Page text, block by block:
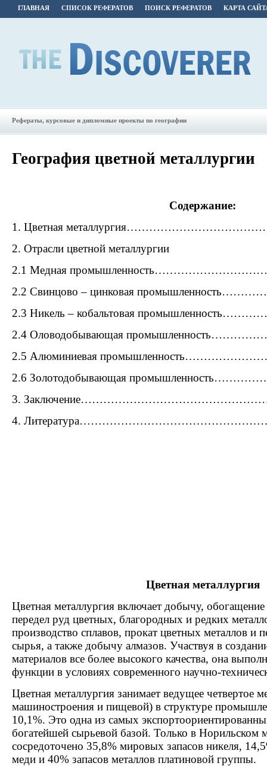
ГЛАВНАЯ СПИСОК РЕФЕРАТОВ ПОИСК РЕФЕРАТОВ КАРТА
Рефераты, курсовые и дипломные проекты по географии
География цветной металлургии
Содержание:
1. Цветная
2. Отрасли цветной металлургии
2.1 Медная
2.2 Свинцово – цинковая
2.3 Никель – кобальтовая
2.4 Оловодобывающая
2.5 Алюминиевая
2.6 Золотодобывающая
3.
4.
Цветная металлургия
Цветная металлургия включает добычу,
передел руд цветных, благородных и редких
производство сплавов, прокат цветных металлов и
сырья, а также добычу алмазов. Участвуя в
материалов все более высокого качества, она
функции в условиях современно­го научно-
Цветная металлургия занимает ведущее четвертое
машиностроения и пищевой) в структуре
10,1%. Это одна из самых
богатейшей сырьевой базой. Только в Норильском
сосредоточено 35,8% мировых запасов никеля,
меди и 40% запасов металлов платиновой группы.